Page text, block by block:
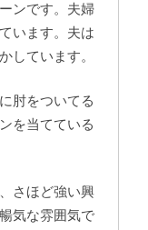
ンです。夫婦
います。夫は
しています。
肘をついてる
を当てている
さほど強い興
気な雰囲気で